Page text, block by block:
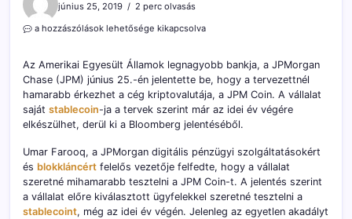
június 25, 2019
2 perc olvasás
Már
érkezhet
a
JPM
Coin
bejegyzéshez
a hozzászólások lehetősége kikapcsolva
Az Amerikai Egyesült Államok legnagyobb bankja, a JPMorgan
Chase (JPM) június 25.-én jelentette be, hogy a tervezettnél
hamarabb érkezhet a cég kriptovalutája, a JPM Coin. A vállalat
saját stablecoin-ja a tervek szerint már az idei év végére
elkészülhet, derül ki a Bloomberg jelentéséből.
Umar Farooq, a JPMorgan digitális pénzügyi szolgáltatásokért
és blokkláncért felelős vezetője felfedte, hogy a vállalat
szeretné mihamarabb tesztelni a JPM Coin-t. A jelentés szerint
a vállalat előre kiválasztott ügyfelekkel szeretné tesztelni a
stablecoint, még az idei év végén. Jelenleg az egyetlen akadályt